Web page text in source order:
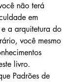
não terá
em
a arquitetura do
você mesmo
livro.
Padrões de